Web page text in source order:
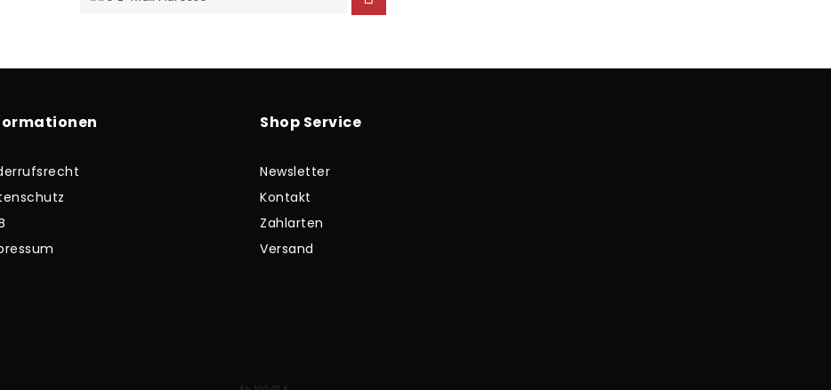
Shop Service
Newsletter
Kontakt
Zahlarten
Versand